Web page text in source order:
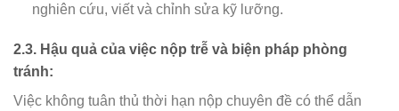
nghiên cứu, viết và chỉnh sửa kỹ lưỡng.
2.3. Hậu quả của việc nộp trễ và biện pháp phòng
tránh:
Việc không tuân thủ thời hạn nộp chuyên đề có thể dẫn